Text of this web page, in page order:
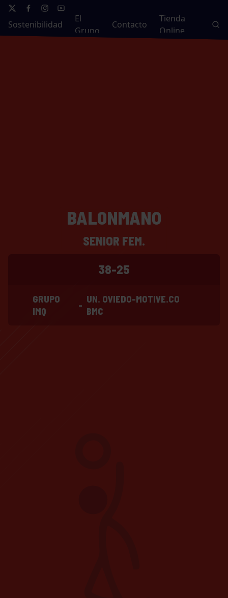
Sostenibilidad
El
Grupo
Contacto
Tienda
Online
BALONMANO
SENIOR FEM.
38-25
GRUPO
IMQ
-
UN. OVIEDO-MOTIVE.CO
BMC